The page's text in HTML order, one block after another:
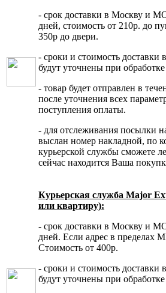
- срок доставки в Москву и
дней, стоимость от 210р. до
350р до двери.
- сроки и стоимость доставки
будут уточнены при обработке
- товар будет отправлен в
после уточнения всех
поступления оплаты.
- для отслеживания посылки
выслан номер накладной, по
курьерской службы сможете
сейчас находится Ваша
Курьерская служба Major
или квартиру):
- срок доставки в Москву и
дней. Если адрес в пределах
Стоимость от 400р.
- сроки и стоимость доставки
будут уточнены при